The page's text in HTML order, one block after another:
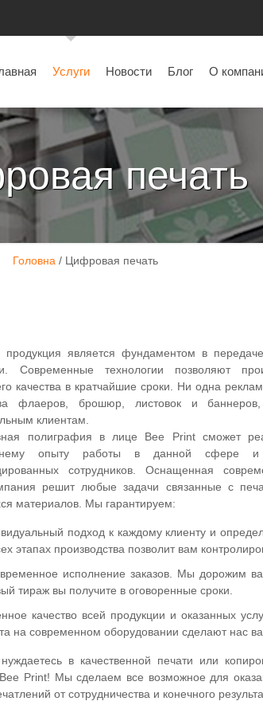
Услуги Новости Блог О
печать
Головна / Цифровая печать
продукция является фундаментом в
Современные технологии позволяют
качества в кратчайшие сроки. Ни одна
флаеров, брошюр, листовок и
клиентам.
полиграфия в лице Bee Print сможет
опыту работы в данной сфере и
сотрудников. Оснащенная
решит любые задачи связанные с
материалов. Мы гарантируем:
подход к каждому клиенту и
этапах производства позволит вам
исполнение заказов. Мы дорожим
тираж вы получите в оговоренные сроки.
качество всей продукции и оказанных
на современном оборудовании сделают нас
в качественной печати или
Print! Мы сделаем все возможное для
от сотрудничества и конечного